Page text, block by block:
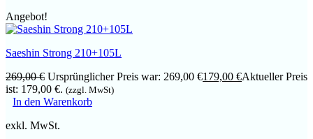
Angebot!
Saeshin Strong 210+105L
269,00€ Ursprünglicher Preis war: 269,00 €179,00 €Aktueller Preis
ist: 179,00 €. (zzgl. MwSt)
In den Warenkorb
exkl. MwSt.